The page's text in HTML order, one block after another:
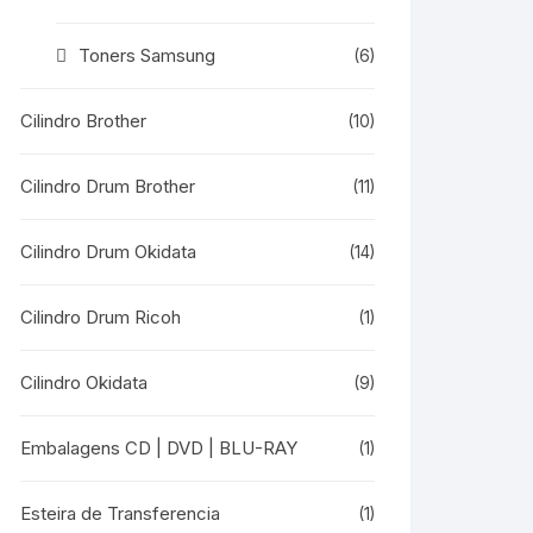
Toners Samsung (6)
Cilindro Brother (10)
Cilindro Drum Brother (11)
Cilindro Drum Okidata (14)
Cilindro Drum Ricoh (1)
Cilindro Okidata (9)
Embalagens CD | DVD | BLU-RAY (1)
Esteira de Transferencia (1)